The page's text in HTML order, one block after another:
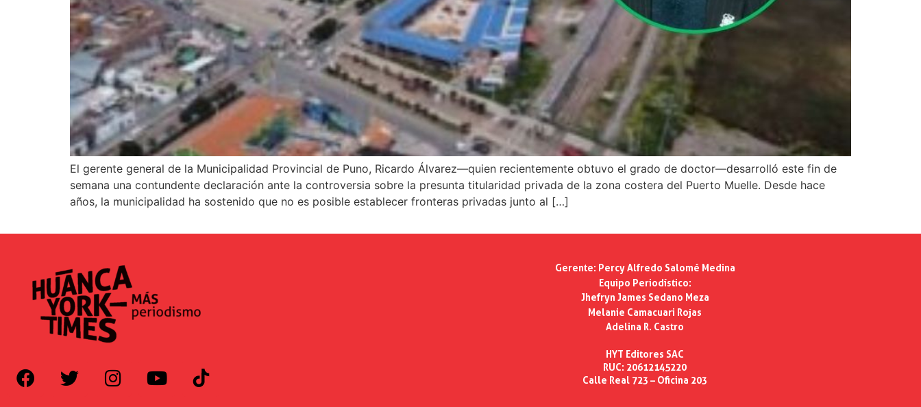
El gerente general de la Municipalidad Provincial de Puno, Ricardo Álvarez—quien recientemente obtuvo el grado de doctor—desarrolló este fin de
semana una contundente declaración ante la controversia sobre la presunta titularidad privada de la zona costera del Puerto Muelle. Desde hace
años, la municipalidad ha sostenido que no es posible establecer fronteras privadas junto al […]
Gerente: Percy Alfredo Salomé Medina
Equipo Periodístico:
Jhefryn James Sedano Meza
Melanie Camacuari Rojas
Adelina R. Castro
HYT Editores SAC
RUC: 20612145220
Calle Real 723 – Oficina 203